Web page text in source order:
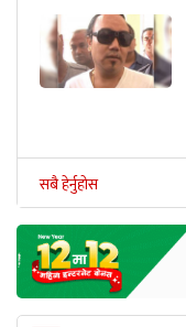
सबै हेर्नुहोस